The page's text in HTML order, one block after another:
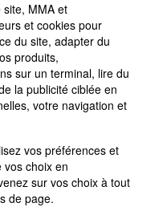
MMA et
et cookies pour
du site, adapter du
produits,
sur un terminal, lire du
la publicité ciblée en
votre navigation et
vos préférences et
choix en
sur vos choix à tout
de page.